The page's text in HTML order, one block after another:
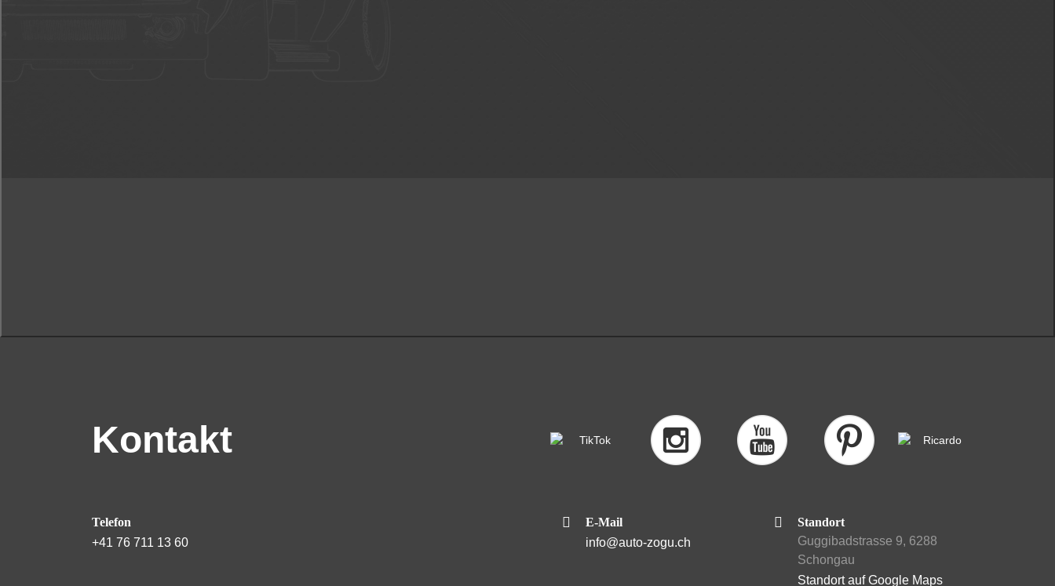
Kontakt
Telefon
+41 76 711 13 60
E-Mail
info@auto-zogu.ch
Standort
Guggibadstrasse 9, 6288
Schongau
Standort auf Google Maps